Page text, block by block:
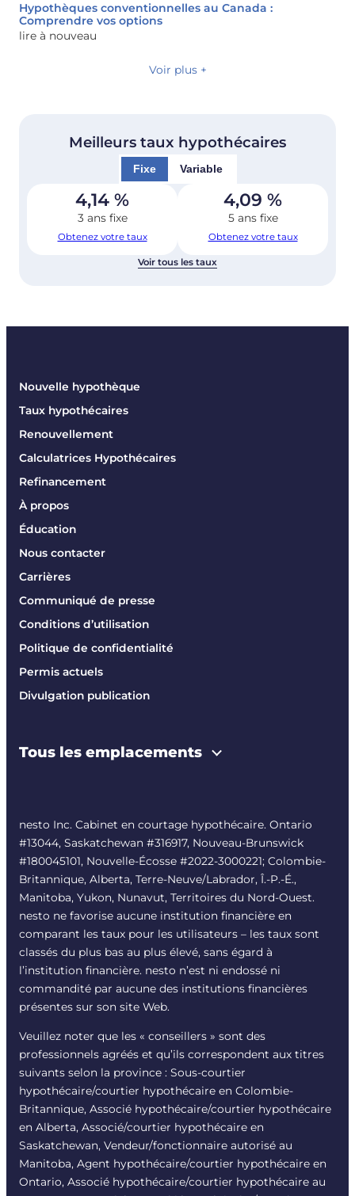
Hypothèques conventionnelles au Canada :
Comprendre vos options
lire à nouveau
Voir plus +
Meilleurs taux hypothécaires
Fixe Variable
4,14 %
3 ans fixe
Obtenez votre taux
4,09 %
5 ans fixe
Obtenez votre taux
Voir tous les taux
Nouvelle hypothèque
Taux hypothécaires
Renouvellement
Calculatrices Hypothécaires
Refinancement
À propos
Éducation
Nous contacter
Carrières
Communiqué de presse
Conditions d’utilisation
Politique de confidentialité
Permis actuels
Divulgation publication
Tous les emplacements
nesto Inc. Cabinet en courtage hypothécaire. Ontario
#13044, Saskatchewan #316917, Nouveau-Brunswick
#180045101, Nouvelle-Écosse #2022-3000221; Colombie-
Britannique, Alberta, Terre-Neuve/Labrador, Î.-P.-É.,
Manitoba, Yukon, Nunavut, Territoires du Nord-Ouest.
nesto ne favorise aucune institution financière en
comparant les taux pour les utilisateurs – les taux sont
classés du plus bas au plus élevé, sans égard à
l’institution financière. nesto n’est ni endossé ni
commandité par aucune des institutions financières
présentes sur son site Web.
Veuillez noter que les « conseillers » sont des
professionnels agréés et qu’ils correspondent aux titres
suivants selon la province : Sous-courtier
hypothécaire/courtier hypothécaire en Colombie-
Britannique, Associé hypothécaire/courtier hypothécaire
en Alberta, Associé/courtier hypothécaire en
Saskatchewan, Vendeur/fonctionnaire autorisé au
Manitoba, Agent hypothécaire/courtier hypothécaire en
Ontario, Associé hypothécaire/courtier hypothécaire au